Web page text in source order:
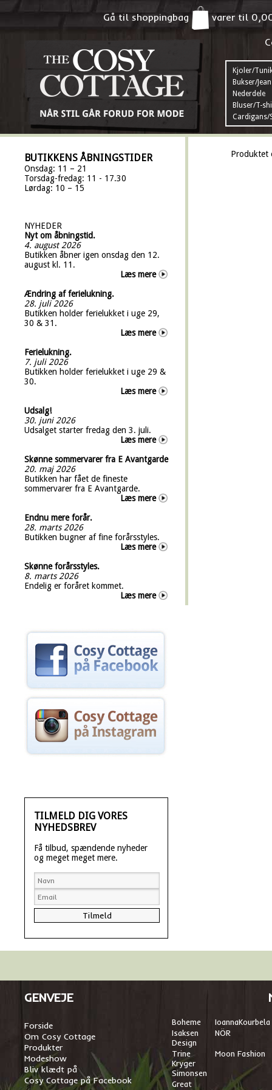
Gå til shoppingbag varer til
Kjoler/
Bukser/
Nederdele
Bluser/T-
Cardigans/
BUTIKKENS ÅBNINGSTIDER
Onsdag: 11 – 21
Torsdag-fredag: 11 - 17.30
Lørdag: 10 – 15
NYHEDER
Nyt om åbningstid.
4. august 2026
Butikken åbner igen onsdag den 12.
august kl. 11.
Læs mere
Ændring af ferielukning.
28. juli 2026
Butikken holder ferielukket i uge 29,
30 & 31.
Læs mere
Ferielukning.
7. juli 2026
Butikken holder ferielukket i uge 29 &
30.
Læs mere
Udsalg!
30. juni 2026
Udsalget starter fredag den 3. juli.
Læs mere
Skønne sommervarer fra E Avantgarde
20. maj 2026
Butikken har fået de fineste
sommervarer fra E Avantgarde.
Læs mere
Endnu mere forår.
28. marts 2026
Butikken bugner af fine forårsstyles.
Læs mere
Skønne forårsstyles.
8. marts 2026
Endelig er foråret kommet.
Læs mere
TILMELD DIG VORES
NYHEDSBREV
Få tilbud, spændende nyheder
og meget meget mere.
Produktet
GENVEJE
Forside
Om Cosy Cottage
Produkter
Modeshow
Bliv klædt på
Cosy Cottage på Facebook
Boheme IoannaKourbela
Isaksen
Design
NÖR
Trine
Kryger
Simonsen
Moon Fashion
Great